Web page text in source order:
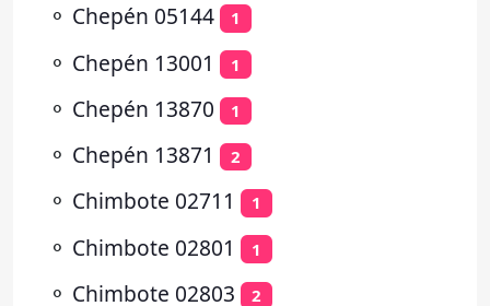
⚬ Chepén 05144 1
⚬ Chepén 13001 1
⚬ Chepén 13870 1
⚬ Chepén 13871 2
⚬ Chimbote 02711 1
⚬ Chimbote 02801 1
⚬ Chimbote 02803 2